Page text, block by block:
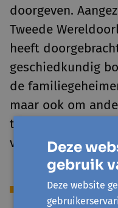
doorgeven.
Tweede
heeft
geschiedkundig
de
maar ook om
te brengen van de
van deze oorlog.
Activiteiten
Deze
gebruik
Deze website